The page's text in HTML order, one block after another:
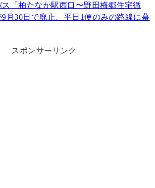
ス「柏たなか駅西口〜野田梅郷住宅循
9月30日で廃止、平日1便のみの路線に幕
スポンサーリンク